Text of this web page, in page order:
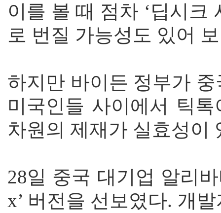
이를 볼 때 점차 ‘딥시크
로 번질 가능성도 있어
하지만 바이든 정부가
미국인들 사이에서 틱
차원의 제재가 실효성이
28일 중국 대기업 알리
x’ 버전을 선보였다. 개